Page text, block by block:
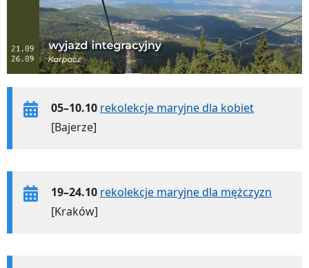
05–10.10 rekolekcje maryjne dla kobiet
[Bajerze]
19–24.10 rekolekcje maryjne dla mężczyzn
[Kraków]